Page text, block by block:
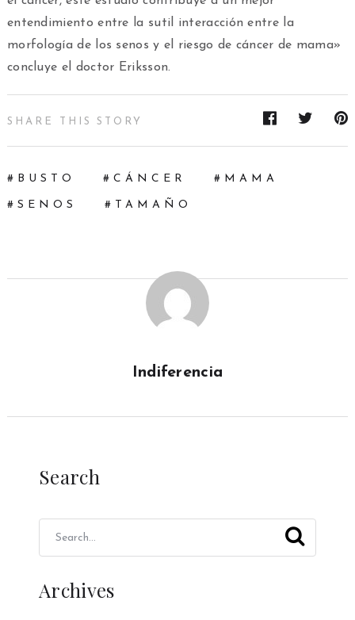
entendimiento entre la sutil interacción entre la
morfología de los senos y el riesgo de cáncer de mama»
concluye el doctor Eriksson.
SHARE THIS STORY
BUSTO CÁNCER MAMA
SENOS TAMAÑO
Indiferencia
Search
Archives